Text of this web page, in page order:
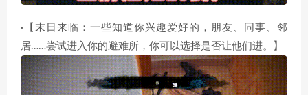
·【末日来临：一些知道你兴趣爱好的，朋友、同事、邻
居……尝试进入你的避难所，你可以选择是否让他们进。】